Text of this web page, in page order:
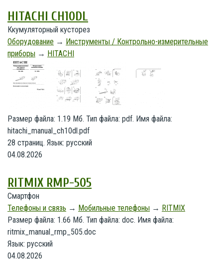
HITACHI CH10DL
Ккумуляторный кусторез
Оборудование → Инструменты / Контрольно-измерительные
приборы → HITACHI
Размер файла: 1.19 Мб. Тип файла: pdf. Имя файла:
hitachi_manual_ch10dl.pdf
28 страниц. Язык: русский
04.08.2026
RITMIX RMP-505
Смартфон
Телефоны и связь → Мобильные телефоны → RITMIX
Размер файла: 1.66 Мб. Тип файла: doc. Имя файла:
ritmix_manual_rmp_505.doc
Язык: русский
04.08.2026